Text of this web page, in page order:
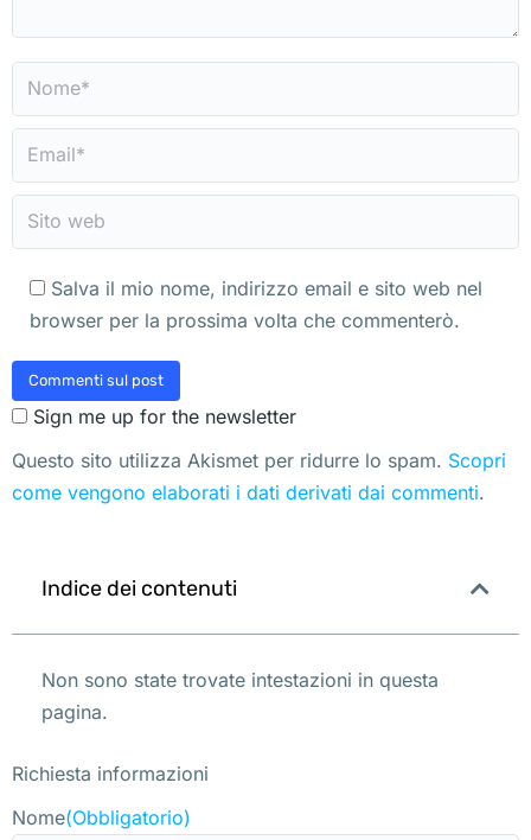
Nome *
Email *
Sito web
Salva il mio nome, indirizzo email e sito web nel
browser per la prossima volta che commenterò.
Commenti sul post
Sign me up for the newsletter
Questo sito utilizza Akismet per ridurre lo spam. Scopri
come vengono elaborati i dati derivati dai commenti.
Indice dei contenuti
Non sono state trovate intestazioni in questa
pagina.
Richiesta informazioni
Nome(Obbligatorio)